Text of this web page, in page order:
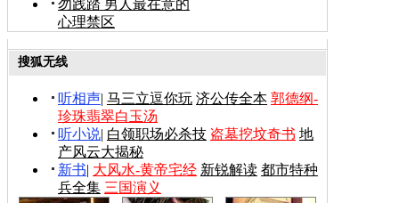
勿践踏 男人最在意的
心理禁区
搜狐无线
听相声| 马三立逗你玩 济公传全本 郭德纲-
珍珠翡翠白玉汤
听小说| 白领职场必杀技 盗墓挖坟奇书 地
产风云大揭秘
新书| 大风水-黄帝宅经 新锐解读 都市特种
兵全集 三国演义